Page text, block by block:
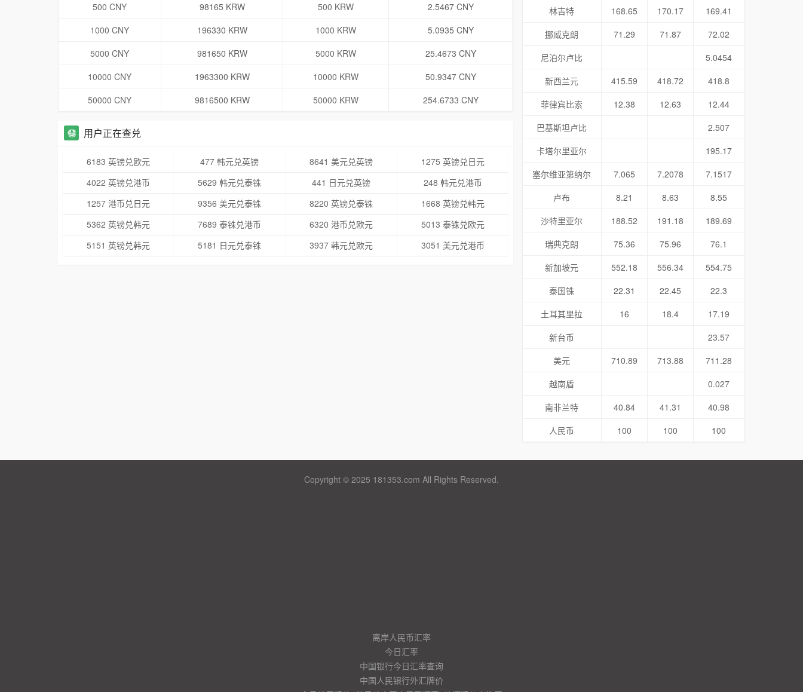
500 CNY
98165 KRW 500 KRW
2.5467 CNY
1000 CNY
196330 KRW 1000 KRW
5.0935 CNY
5000 CNY
981650 KRW 5000 KRW
25.4673 CNY
10000 CNY
1963300 KRW 10000 KRW
50.9347 CNY
50000 CNY
9816500 KRW 50000 KRW 254.6733 CNY
用户正在查兑
6183 英镑兑欧元 477 韩元兑英镑 8641 美元兑英镑
1275 英镑兑日元
4022 英镑兑港币
5629 韩元兑泰铢 441 日元兑英镑
248 韩元兑港币
1257 港币兑日元
9356 美元兑泰铢 8220 英镑兑泰铢
1668 英镑兑韩元
5362 英镑兑韩元
7689 泰铢兑港币 6320 港币兑欧元
5013 泰铢兑欧元
5151 英镑兑韩元
5181 日元兑泰铢 3937 韩元兑欧元 3051 美元兑港币
林吉特
168.65 170.17
169.41
挪威克朗
71.29 71.87
72.02
尼泊尔卢比
5.0454
新西兰元
415.59 418.72
418.8
菲律宾比索
12.38 12.63
12.44
巴基斯坦卢比
2.507
卡塔尔里亚尔
195.17
塞尔维亚第纳尔
7.065 7.2078
7.1517
卢布
8.21 8.63
8.55
沙特里亚尔
188.52 191.18
189.69
瑞典克朗
75.36 75.96
76.1
新加坡元
552.18 556.34
554.75
泰国铢
22.31 22.45
22.3
土耳其里拉
16 18.4
17.19
新台币
23.57
美元
710.89 713.88
711.28
越南盾
0.027
南非兰特
40.84 41.31
40.98
人民币
100 100 100
Copyright © 2025 181353.com All Rights Reserved.
离岸人民币汇率
今日汇率
中国银行今日汇率查询
中国人民银行外汇牌价